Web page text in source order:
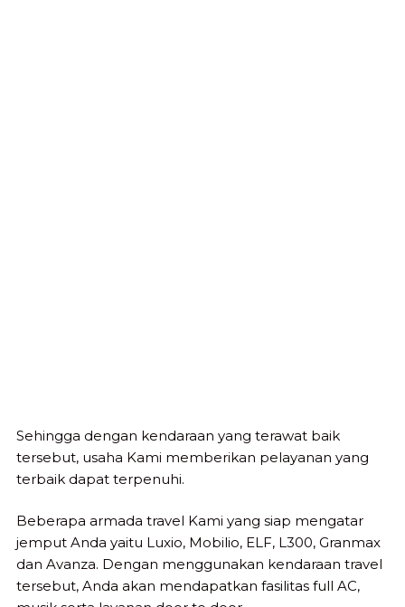
Sehingga dengan kendaraan yang terawat baik
tersebut, usaha Kami memberikan pelayanan yang
terbaik dapat terpenuhi.
Beberapa armada travel Kami yang siap mengatar
jemput Anda yaitu Luxio, Mobilio, ELF, L300, Granmax
dan Avanza. Dengan menggunakan kendaraan travel
tersebut, Anda akan mendapatkan fasilitas full AC,